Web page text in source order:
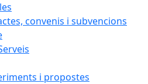
convenis i subvencions
i propostes